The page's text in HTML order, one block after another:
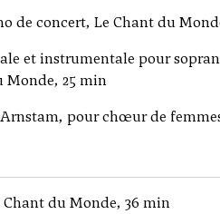
de concert, Le Chant du
et instrumentale pour
Monde, 25 min
pour chœur de
du Monde, 36 min